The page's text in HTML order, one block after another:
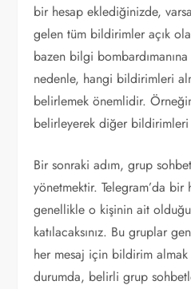
bir hesap eklediğinizde,
gelen tüm bildirimler açık
bazen bilgi
nedenle, hangi bildirimleri
belirlemek önemlidir.
belirleyerek diğer bildirimleri
Bir sonraki adım, grup
yönetmektir. Telegram’da
genellikle o kişinin ait
katılacaksınız. Bu gruplar
her mesaj için bildirim
durumda, belirli grup